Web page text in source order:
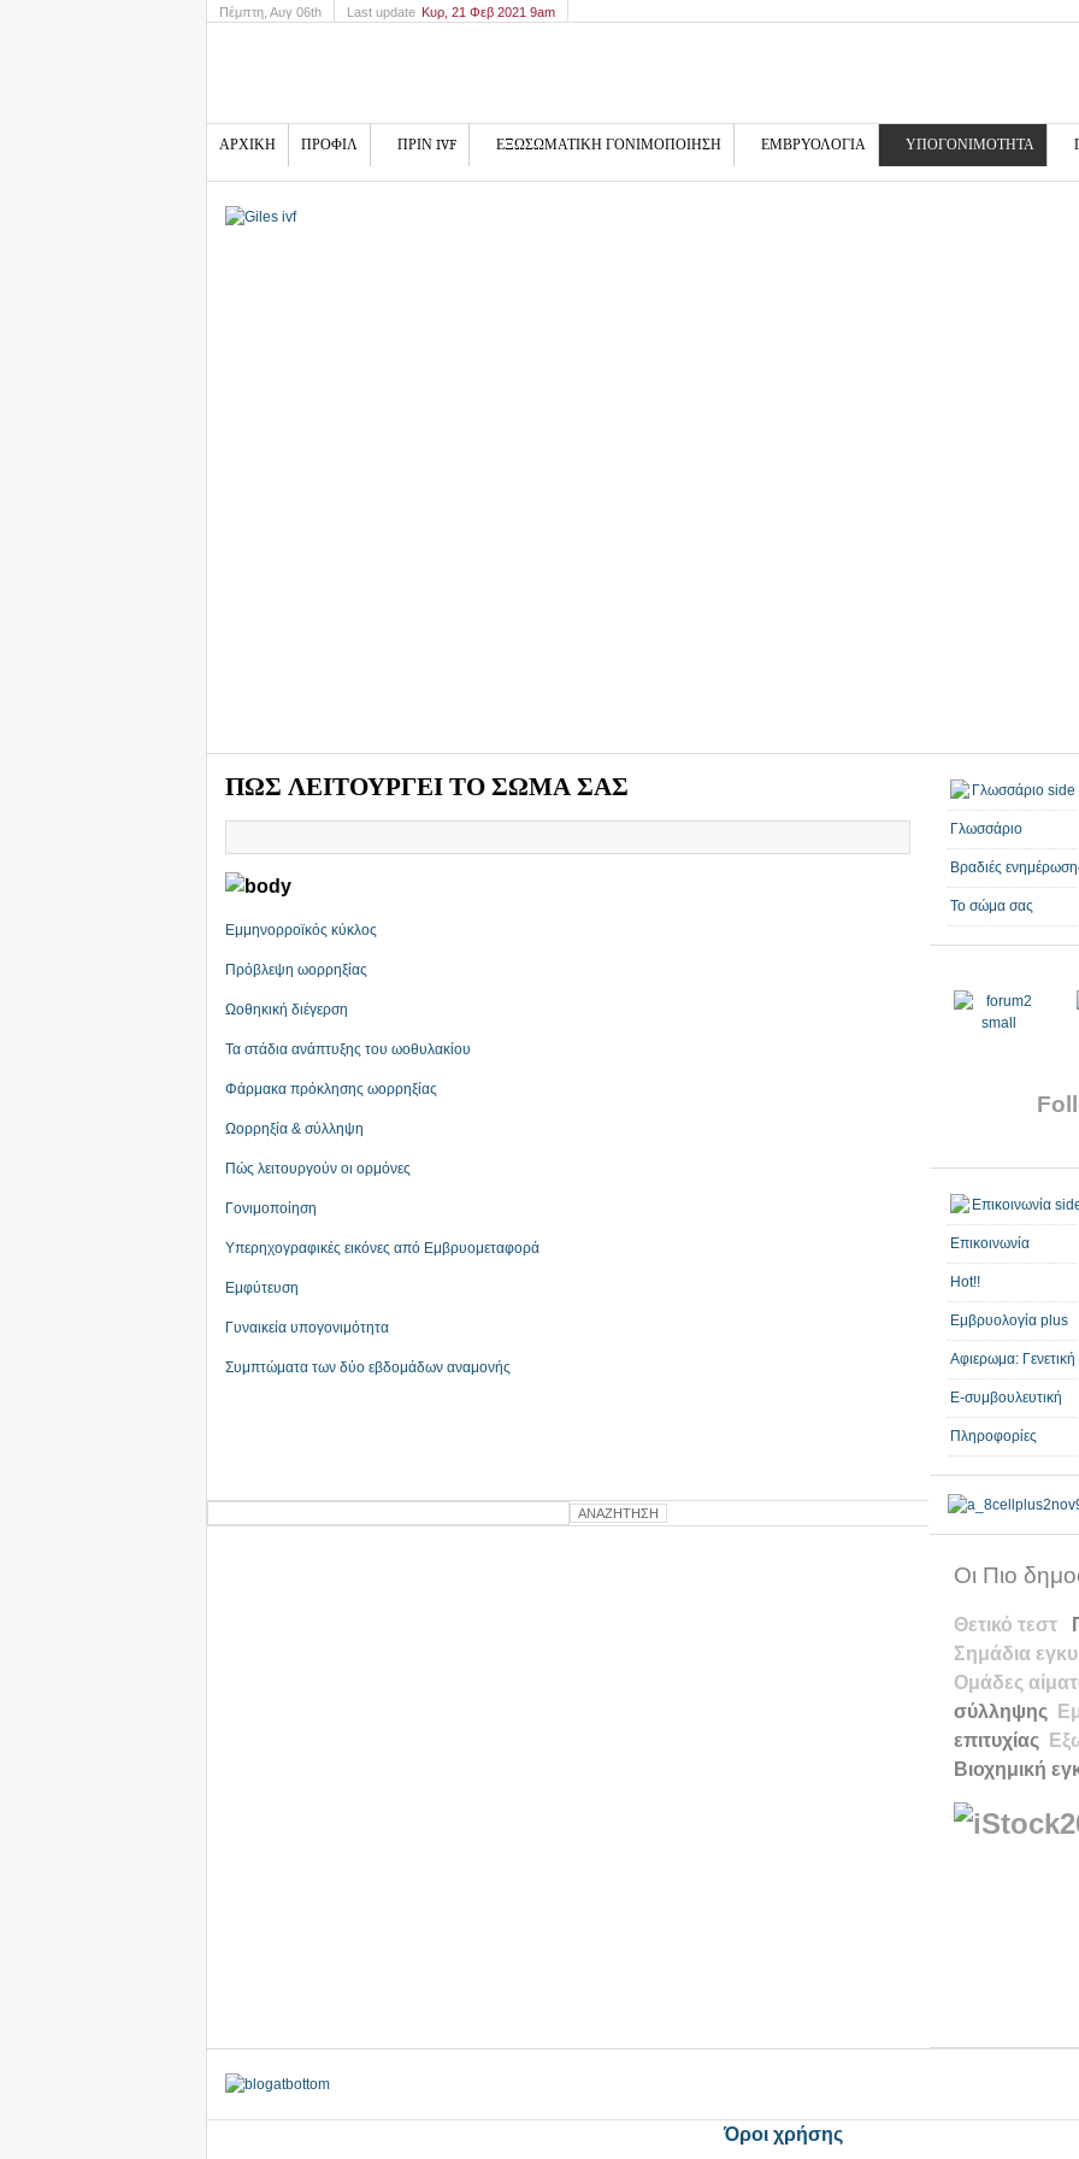
Πέμπτη , Αυγ 06th Last update Κυρ, 21 Φεβ 2021 9am
ΑΡΧΙΚΗ ΠΡΟΦΙΛ ΠΡΙΝ IVF ΕΞΩΣΩΜΑΤΙΚΗ ΓΟΝΙΜΟΠΟΙΗΣΗ ΕΜΒΡΥΟΛΟΓΙΑ ΥΠΟΓΟΝΙΜΟΤΗΤΑ
ΠΩΣ ΛΕΙΤΟΥΡΓΕΙ ΤΟ ΣΩΜΑ ΣΑΣ
Εμμηνορροϊκός κύκλος
Πρόβλεψη ωορρηξίας
Ωοθηκική διέγερση
Τα στάδια ανάπτυξης του ωοθυλακίου
Φάρμακα πρόκλησης ωορρηξίας
Ωορρηξία & σύλληψη
Πώς λειτουργούν οι ορμόνες
Γονιμοποίηση
Υπερηχογραφικές εικόνες από Εμβρυομεταφορά
Εμφύτευση
Γυναικεία υπογονιμότητα
Συμπτώματα των δύο εβδομάδων αναμονής
Γλωσσάριο
Βραδιές
Το σώμα σας
Επικοινωνία
Hot!!
Εμβρυολογία plus
Αφιερωμα: Γενετική
E-συμβουλευτική
Πληροφορίες
Οι Πιο
Θετικό τεστ
Σημάδια
Ομάδες
σύλληψης
επιτυχίας
Βιοχημική
Όροι χρήσης